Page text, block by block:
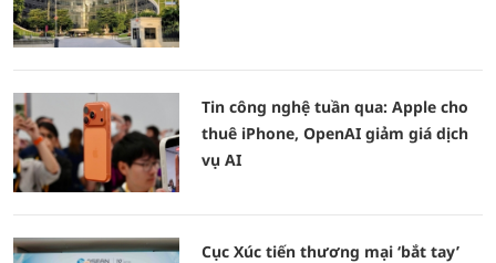
Tin công nghệ tuần qua: Apple cho
thuê iPhone, OpenAI giảm giá dịch
vụ AI
Cục Xúc tiến thương mại ‘bắt tay’